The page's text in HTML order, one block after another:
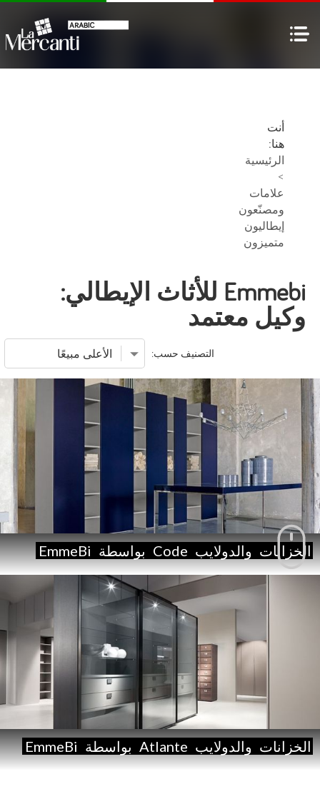
أنت
هنا:
الرئيسية
>
علامات
ومصنّعون
إيطاليون
متميزون
Emmebi للأثاث الإيطالي:
وكيل معتمد
التصنيف حسب:
الخزانات والدولايب Code بواسطة EmmeBi
الخزانات والدولايب Atlante بواسطة EmmeBi